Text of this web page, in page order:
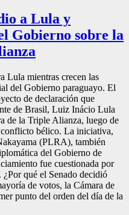
a Lula y
Gobierno sobre la
Lula mientras crecen las
del Gobierno paraguayo. El
de declaración que
de Brasil, Luiz Inácio Lula
de la Triple Alianza, luego de
bélico. La iniciativa,
(PLRA), también
del Gobierno de
fue cuestionada por
qué el Senado decidió
de votos, la Cámara de
punto del orden del día de la